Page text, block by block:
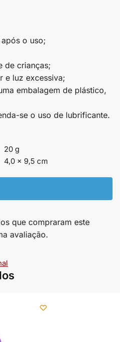
o uso;
de crianças;
e luz excessiva;
embalagem de plástico,
se o uso de lubrificante.
20 g
4,0 × 9,5 cm
que compraram este
avaliação.